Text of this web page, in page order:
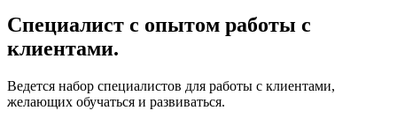
Специалист с опытом работы с
клиентами.
Ведется набор специалистов для работы с клиентами,
желающих обучаться и развиваться.